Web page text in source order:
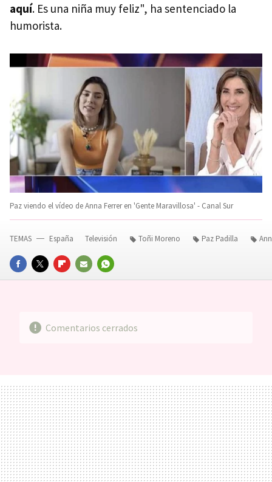
aquí. Es una niña muy feliz", ha sentenciado la
humorista.
Paz viendo el vídeo de Anna Ferrer en 'Gente Maravillosa' - Canal Sur
FACEBOOKTWITTERFLIPBOARD
E-
WHATSAPP
TEMAS España Televisión Toñi Moreno Paz Padilla
Comentarios cerrados